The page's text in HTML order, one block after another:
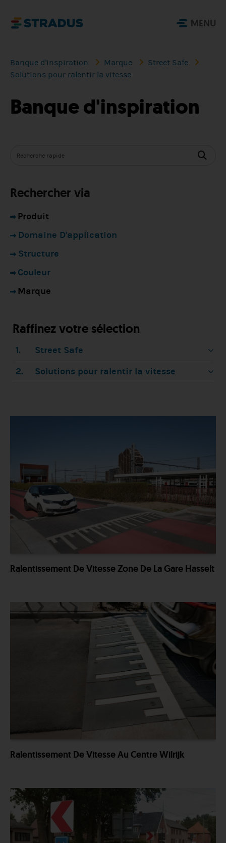
MENU
Banque d'inspiration Marque
Street Safe
Solutions pour ralentir la vitesse
Banque d'inspiration
Rechercher via
Produit
Domaine D'application
Structure
Couleur
Marque
Raffinez votre sélection
1.
Street Safe
2.
Solutions pour ralentir la vitesse
Ralentissement De Vitesse Zone De La Gare Hasselt
Ralentissement De Vitesse Au Centre Wilrijk